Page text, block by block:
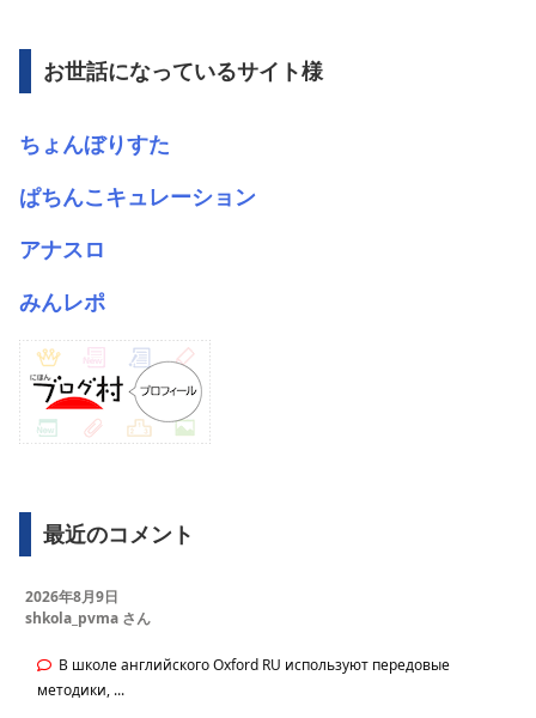
ブ
お世話になっているサイト様
ちょんぼりすた
ぱちんこキュレーション
アナスロ
みんレポ
最近のコメント
2026年8月9日
shkola_pvma さん
В школе английского Oxford RU используют передовые
методики, ...